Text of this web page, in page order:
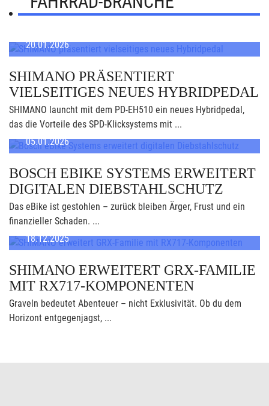
20.01.2026
SHIMANO PRÄSENTIERT
VIELSEITIGES NEUES HYBRIDPEDAL
SHIMANO launcht mit dem PD-EH510 ein neues Hybridpedal,
das die Vorteile des SPD-Klicksystems mit ...
05.01.2026
BOSCH EBIKE SYSTEMS ERWEITERT
DIGITALEN DIEBSTAHLSCHUTZ
Das eBike ist gestohlen – zurück bleiben Ärger, Frust und ein
finanzieller Schaden. ...
18.12.2025
SHIMANO ERWEITERT GRX-FAMILIE
MIT RX717-KOMPONENTEN
Graveln bedeutet Abenteuer – nicht Exklusivität. Ob du dem
Horizont entgegenjagst, ...